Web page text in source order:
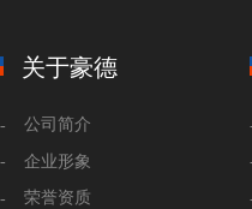
关于豪德
公司简介
企业形象
荣誉资质